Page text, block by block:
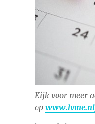
Kijk voor meer
op